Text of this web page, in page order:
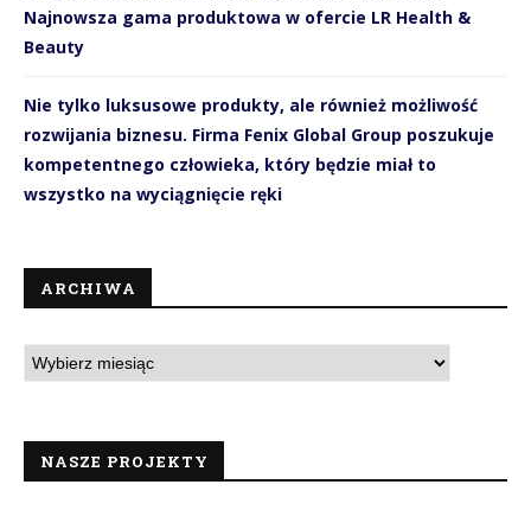
Najnowsza gama produktowa w ofercie LR Health &
Beauty
Nie tylko luksusowe produkty, ale również możliwość
rozwijania biznesu. Firma Fenix Global Group poszukuje
kompetentnego człowieka, który będzie miał to
wszystko na wyciągnięcie ręki
ARCHIWA
NASZE PROJEKTY